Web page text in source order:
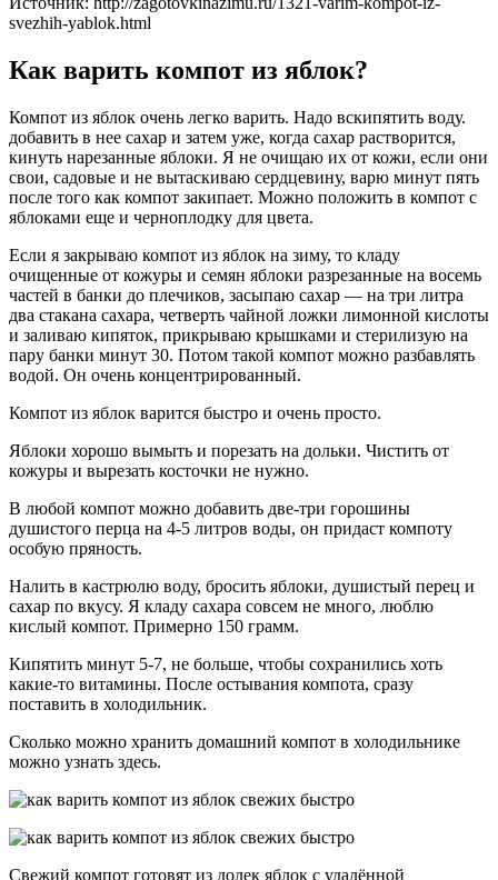
svezhih-yablok.html
Как варить компот из яблок?
Компот из яблок очень легко варить. Надо вскипятить воду.
добавить в нее сахар и затем уже, когда сахар растворится,
кинуть нарезанные яблоки. Я не очищаю их от кожи, если они
свои, садовые и не вытаскиваю сердцевину, варю минут пять
после того как компот закипает. Можно положить в компот с
яблоками еще и черноплодку для цвета.
Если я закрываю компот из яблок на зиму, то кладу
очищенные от кожуры и семян яблоки разрезанные на восемь
частей в банки до плечиков, засыпаю сахар — на три литра
два стакана сахара, четверть чайной ложки лимонной кислоты
и заливаю кипяток, прикрываю крышками и стерилизую на
пару банки минут 30. Потом такой компот можно разбавлять
водой. Он очень концентрированный.
Компот из яблок варится быстро и очень просто.
Яблоки хорошо вымыть и порезать на дольки. Чистить от
кожуры и вырезать косточки не нужно.
В любой компот можно добавить две-три горошины
душистого перца на 4-5 литров воды, он придаст компоту
особую пряность.
Налить в кастрюлю воду, бросить яблоки, душистый перец и
сахар по вкусу. Я кладу сахара совсем не много, люблю
кислый компот. Примерно 150 грамм.
Кипятить минут 5-7, не больше, чтобы сохранились хоть
какие-то витамины. После остывания компота, сразу
поставить в холодильник.
Сколько можно хранить домашний компот в холодильнике
можно узнать здесь.
Свежий компот готовят из долек яблок с удалённой